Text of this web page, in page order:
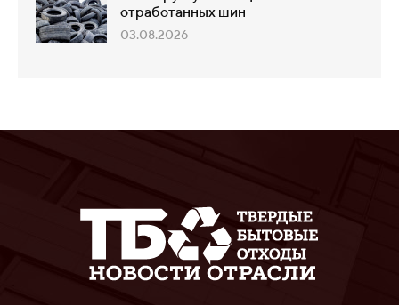
отработанных шин
03.08.2026